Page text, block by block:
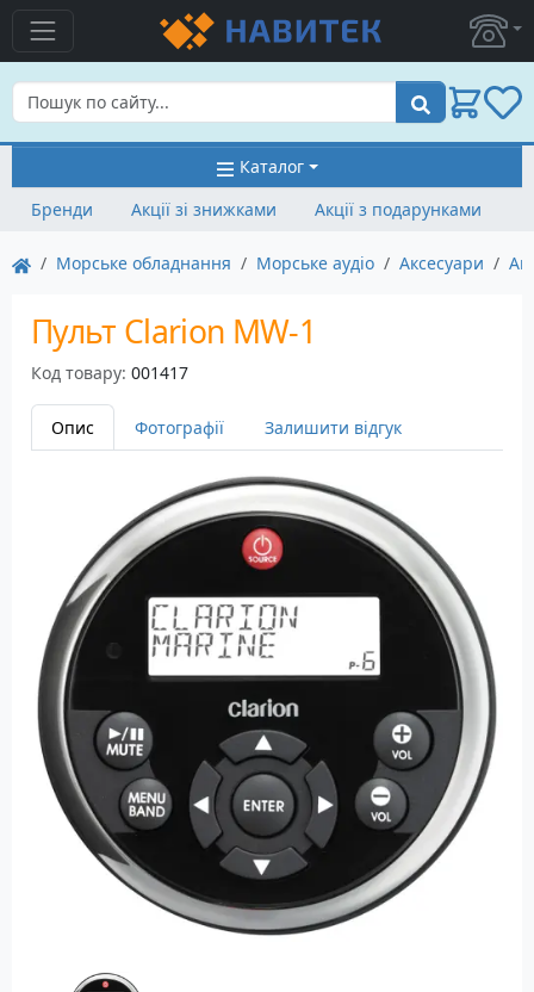
Пошук
Каталог
Бренди
Акції зі знижками Акції з подарунками
Морське обладнання Морське аудіо Аксесуари
Пульт Clarion MW-1
Код товару: 001417
Опис Фотографії Залишити відгук